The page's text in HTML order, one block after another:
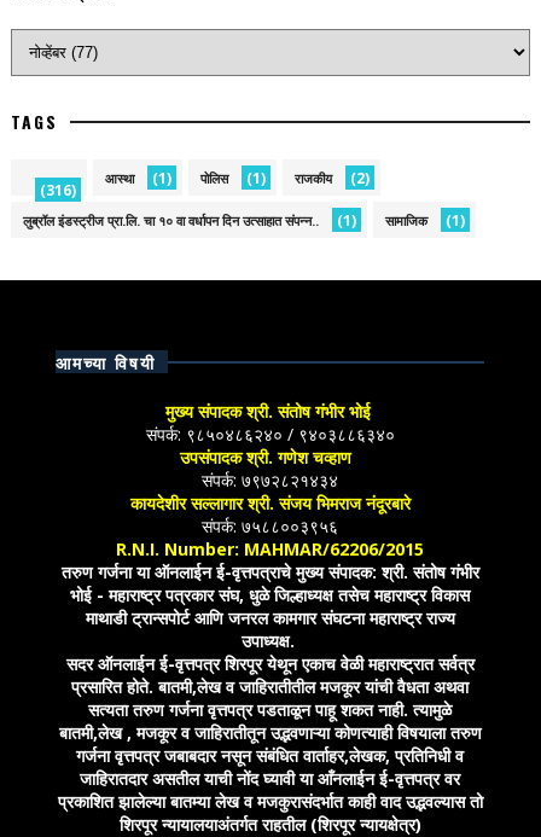
TAGS
(316)
आस्था (1) पोलिस (1) राजकीय (2)
लुब्रॉल इंडस्ट्रीज प्रा.लि. चा १० वा वर्धापन दिन उत्साहात संपन्न.. (1) सामाजिक (1)
आमच्या विषयी
मुख्य संपादक श्री. संतोष गंभीर भोई
संपर्क: ९८५०४८६२४० / ९४०३८८६३४०
उपसंपादक श्री. गणेश चव्हाण
संपर्क: ७९७२८२१४३४
कायदेशीर सल्लागार श्री. संजय भिमराज नंदूरबारे
संपर्क: ७५८८००३९५६
R.N.I. Number: MAHMAR/62206/2015
तरुण गर्जना या ऑनलाईन ई-वृत्तपत्राचे मुख्य संपादक: श्री. संतोष गंभीर
भोई - महाराष्ट्र पत्रकार संघ, धुळे जिल्हाध्यक्ष तसेच महाराष्ट्र विकास
माथाडी ट्रान्सपोर्ट आणि जनरल कामगार संघटना महाराष्ट्र राज्य
उपाध्यक्ष.
सदर ऑनलाईन ई-वृत्तपत्र शिरपूर येथून एकाच वेळी महाराष्ट्रात सर्वत्र
प्रसारित होते. बातमी,लेख व जाहिरातीतील मजकूर यांची वैधता अथवा
सत्यता तरुण गर्जना वृत्तपत्र पडताळून पाहू शकत नाही. त्यामुळे
बातमी,लेख , मजकूर व जाहिरातीतून उद्भवणाऱ्या कोणत्याही विषयाला तरुण
गर्जना वृत्तपत्र जबाबदार नसून संबंधित वार्ताहर,लेखक, प्रतिनिधी व
जाहिरातदार असतील याची नोंद घ्यावी या आँनलाईन ई-वृत्तपत्र वर
प्रकाशित झालेल्या बातम्या लेख व मजकुरासंदर्भात काही वाद उद्भवल्यास तो
शिरपूर न्यायालयाअंतर्गत राहतील (शिरपूर न्यायक्षेत्र)